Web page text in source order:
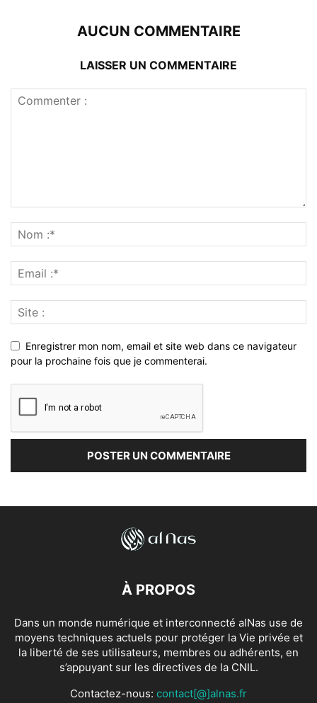
AUCUN COMMENTAIRE
LAISSER UN COMMENTAIRE
Enregistrer mon nom, email et site web dans ce navigateur
pour la prochaine fois que je commenterai.
À PROPOS
Dans un monde numérique et interconnecté alNas use de
moyens techniques actuels pour protéger la Vie privée et
la liberté de ses utilisateurs, membres ou adhérents, en
s’appuyant sur les directives de la CNIL.
Contactez-nous: contact[@]alnas.fr